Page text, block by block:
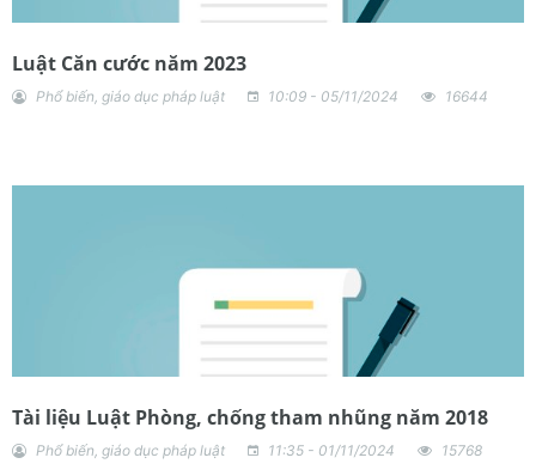
Luật Căn cước năm 2023
Phổ biến, giáo dục pháp luật 10:09 - 05/11/2024 16644
Tài liệu Luật Phòng, chống tham nhũng năm 2018
Phổ biến, giáo dục pháp luật 11:35 - 01/11/2024 15768